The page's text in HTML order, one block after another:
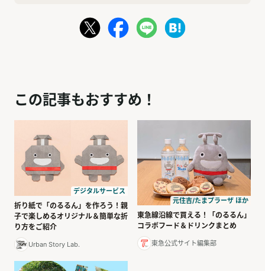
この記事もおすすめ！
デジタルサービス
折り紙で「のるるん」を作ろう！親
子で楽しめるオリジナル＆簡単な折
り方をご紹介
Urban Story Lab.
元住吉/たまプラーザ ほか
東急線沿線で買える！「のるるん」
コラボフード＆ドリンクまとめ
東急公式サイト編集部